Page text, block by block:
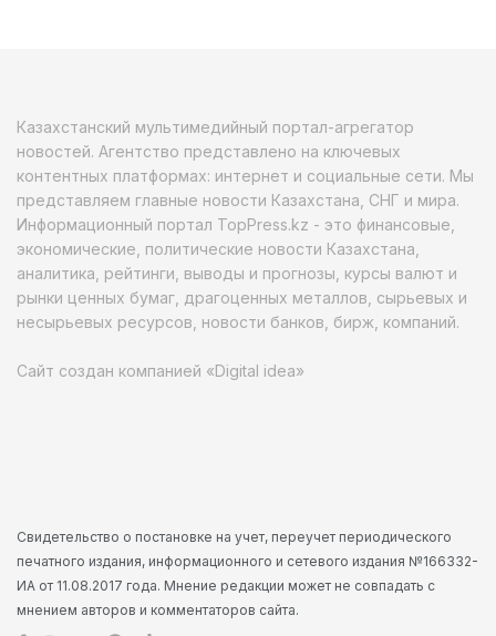
Казахстанский мультимедийный портал-агрегатор
новостей. Агентство представлено на ключевых
контентных платформах: интернет и социальные сети. Мы
представляем главные новости Казахстана, СНГ и мира.
Информационный портал TopPress.kz - это финансовые,
экономические, политические новости Казахстана,
аналитика, рейтинги, выводы и прогнозы, курсы валют и
рынки ценных бумаг, драгоценных металлов, сырьевых и
несырьевых ресурсов, новости банков, бирж, компаний.
Сайт создан компанией «Digital idea»
Свидетельство о постановке на учет, переучет периодического
печатного издания, информационного и сетевого издания №166332-
ИА от 11.08.2017 года. Мнение редакции может не совпадать с
мнением авторов и комментаторов сайта.